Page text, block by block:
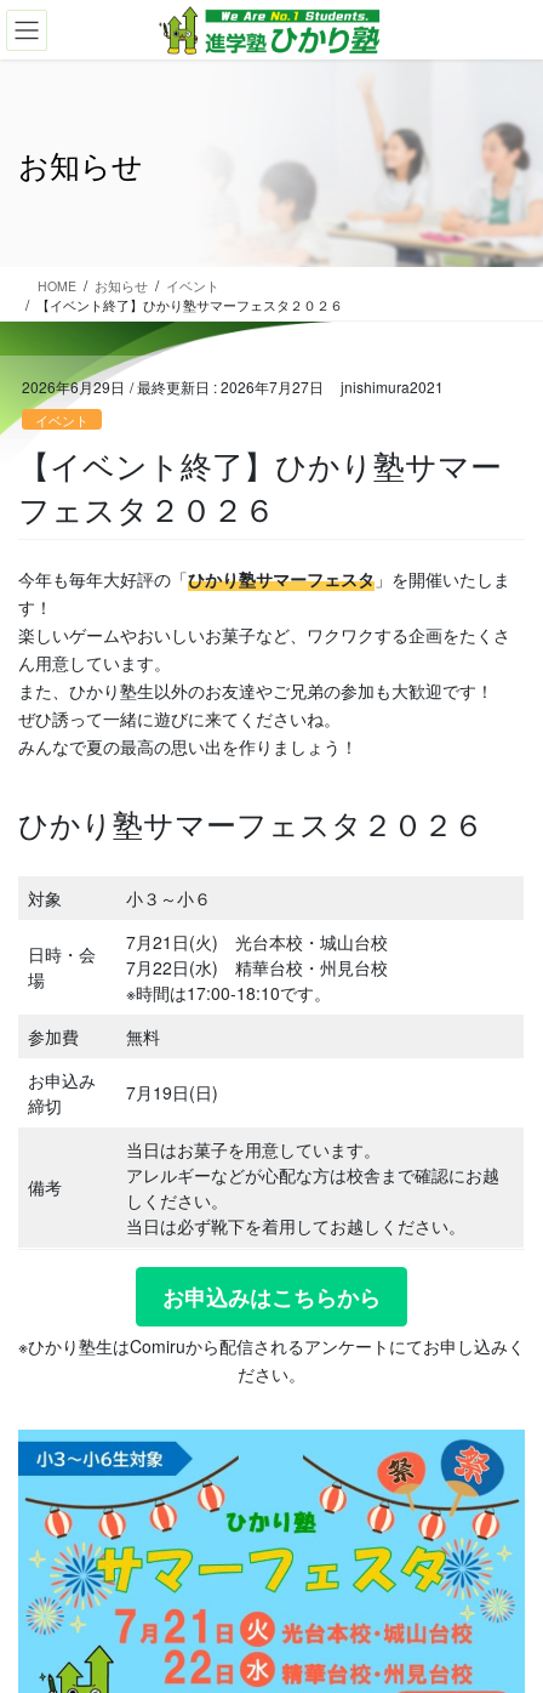
コ
ン
ナ
ビ
お知らせ
HOME お知らせ
イベント
【イベント終了】ひかり塾サマーフェスタ２０２６
2026年6月29日 / 最終更新日 :2026年7月27日 jnishimura2021
イベント
【イベント終了】ひかり塾サマー
フェスタ２０２６
今年も毎年大好評の「ひかり塾サマーフェスタ 」を開催いたしま
す！
楽しいゲームやおいしいお菓子など、ワクワクする企画をたくさ
ん用意しています。
また、ひかり塾生以外のお友達やご兄弟の参加も大歓迎です！
ぜひ誘って一緒に遊びに来てくださいね。
みんなで夏の最高の思い出を作りましょう！
ひかり塾サマーフェスタ２０２６
対象 小３～小６
日時・会
場
7月21日(火) 光台本校・城山台校
7月22日(水) 精華台校・州見台校
※時間は17:00-18:10です。
参加費
無料
お申込み
締切
7月19日(日)
備考
当日はお菓子を用意しています。
アレルギーなどが心配な方は校舎まで確認にお越
しください。
当日は必ず靴下を着用してお越しください。
お申込みはこちらから
※ひかり塾生はComiruから配信されるアンケートにてお申し込みく
ださい。